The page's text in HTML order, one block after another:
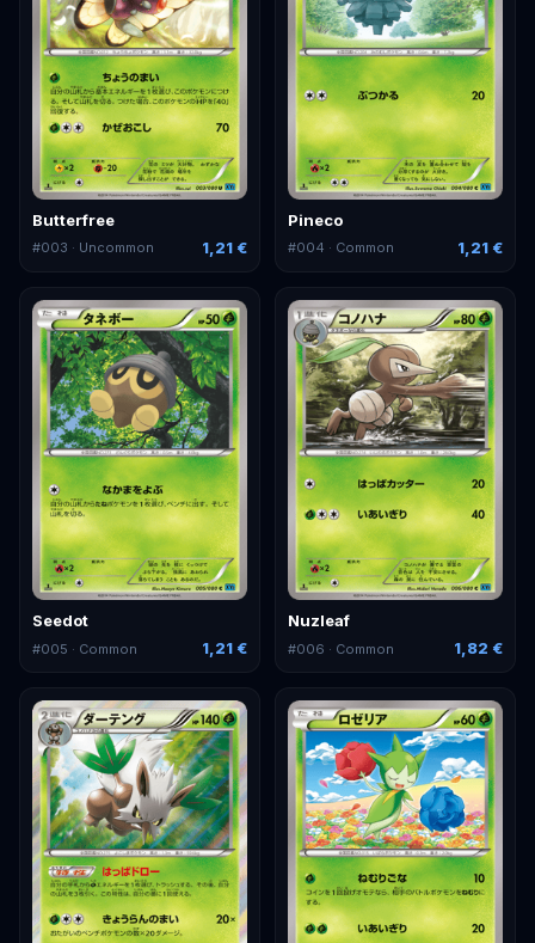
Butterfree
#003 · Uncommon 1,21 €
Pineco
#004 · Common 1,21 €
Seedot
#005 · Common 1,21 €
Nuzleaf
#006 · Common 1,82 €